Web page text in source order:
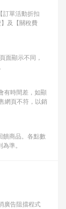
訂單活動折扣
及【關稅費
面顯示不同，
有時間差，如顯
網頁不符，以銷
饋商品。各點數
準。
廣告阻擋程式